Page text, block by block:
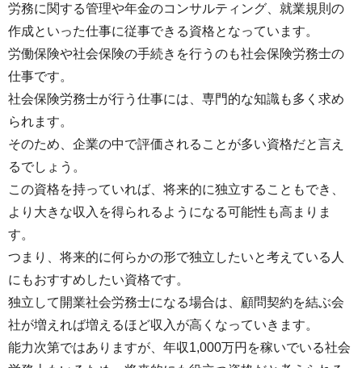
労務に関する管理や年金のコンサルティング、就業規則の
作成といった仕事に従事できる資格となっています。
労働保険や社会保険の手続きを行うのも社会保険労務士の
仕事です。
社会保険労務士が行う仕事には、専門的な知識も多く求め
られます。
そのため、企業の中で評価されることが多い資格だと言え
るでしょう。
この資格を持っていれば、将来的に独立することもでき、
より大きな収入を得られるようになる可能性も高まりま
す。
つまり、将来的に何らかの形で独立したいと考えている人
にもおすすめしたい資格です。
独立して開業社会労務士になる場合は、顧問契約を結ぶ会
社が増えれば増えるほど収入が高くなっていきます。
能力次第ではありますが、年収1,000万円を稼いでいる社会